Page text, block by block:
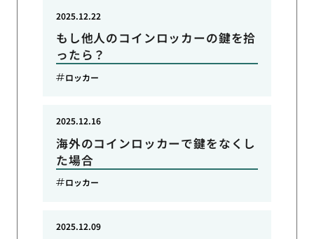
もし他人のコインロッカーの鍵を拾
ったら？
2025.12.22
ロッカー
海外のコインロッカーで鍵をなくし
た場合
2025.12.16
ロッカー
2025.12.09